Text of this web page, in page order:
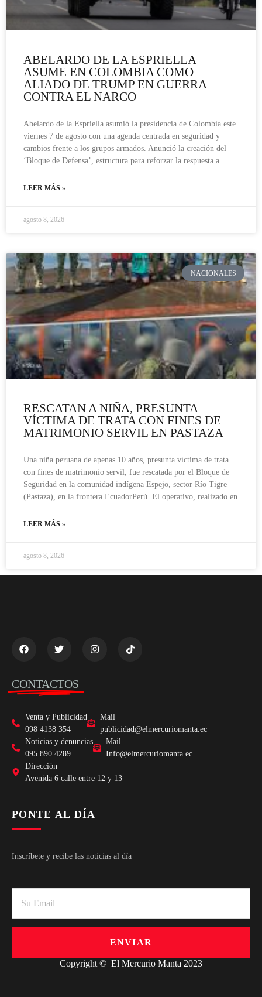
ABELARDO DE LA ESPRIELLA
ASUME EN COLOMBIA COMO
ALIADO DE TRUMP EN GUERRA
CONTRA EL NARCO
Abelardo de la Espriella asumió la presidencia de Colombia este
viernes 7 de agosto con una agenda centrada en seguridad y
cambios frente a los grupos armados. Anunció la creación del
‘Bloque de Defensa’, estructura para reforzar la respuesta a
LEER MÁS »
agosto 8, 2026
NACIONALES
RESCATAN A NIÑA, PRESUNTA
VÍCTIMA DE TRATA CON FINES DE
MATRIMONIO SERVIL EN PASTAZA
Una niña peruana de apenas 10 años, presunta víctima de trata
con fines de matrimonio servil, fue rescatada por el Bloque de
Seguridad en la comunidad indígena Espejo, sector Río Tigre
(Pastaza), en la frontera EcuadorPerú. El operativo, realizado en
LEER MÁS »
agosto 8, 2026
CONTACTOS
Venta y Publicidad
098 4138 354
Mail
publicidad@elmercuriomanta.ec
Noticias y denuncias
095 890 4289
Mail
Info@elmercuriomanta.ec
Dirección
Avenida 6 calle entre 12 y 13
PONTE AL DÍA
Inscríbete y recibe las noticias al día
ENVIAR
Copyright © El Mercurio Manta 2023